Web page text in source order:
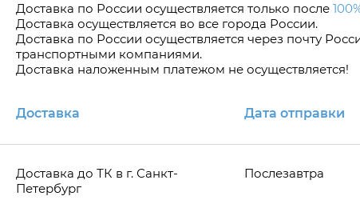
Доставка по Росcии осуществляется только после
Доставка осуществляется во все города России.
Доставка по России осуществляется через почту
транспортными компаниями.
Доставка наложенным платежом не осуществляется!
Доставка Дата отправки
Доставка до ТК в г. Санкт-
Петербург
Послезавтра